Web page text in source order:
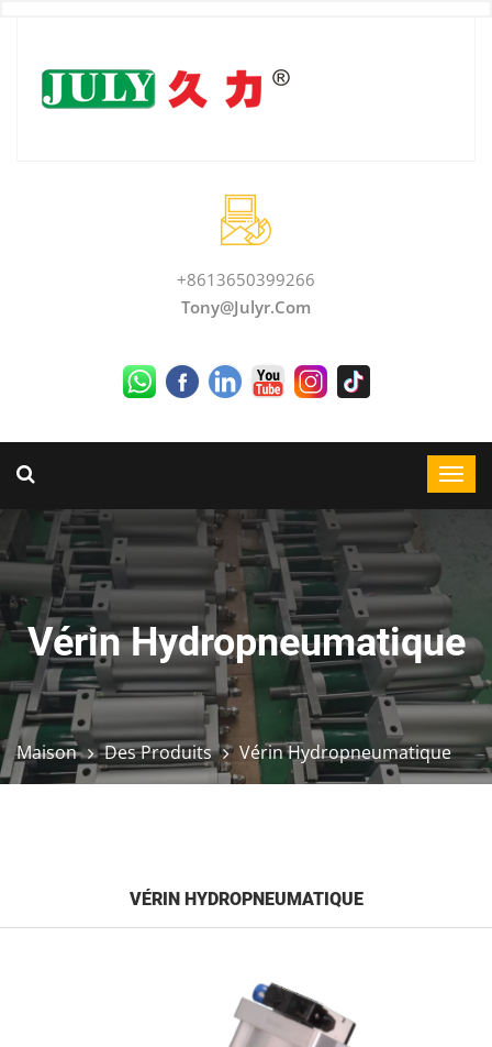
+8613650399266
Tony@julyr.com
Vérin Hydropneumatique
Maison Des Produits Vérin Hydropneumatique
VÉRIN HYDROPNEUMATIQUE